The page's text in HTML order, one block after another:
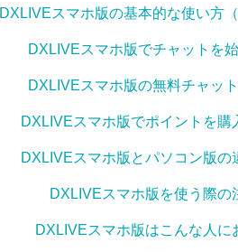
DXLIVEスマホ版の基本的な使い方（
DXLIVEスマホ版でチャットを
DXLIVEスマホ版の無料チャッ
DXLIVEスマホ版でポイントを購
DXLIVEスマホ版とパソコン版の
DXLIVEスマホ版を使う際の
DXLIVEスマホ版はこんな人に